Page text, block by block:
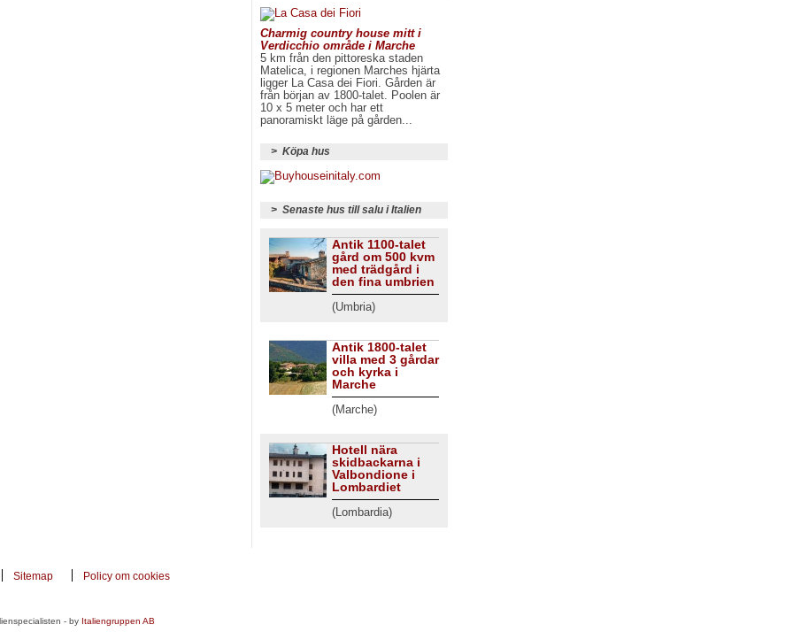
Charmig country house mitt i
Verdicchio område i Marche
5 km från den pittoreska staden
Matelica, i regionen Marches hjärta
ligger La Casa dei Fiori. Gården är
från början av 1800-talet. Poolen är
10 x 5 meter och har ett
panoramiskt läge på gården...
> Köpa hus
> Senaste hus till salu i Italien
Antik 1100-talet
gård om 500 kvm
med trädgård i
den fina umbrien
(Umbria)
Antik 1800-talet
villa med 3 gårdar
och kyrka i
Marche
(Marche)
Hotell nära
skidbackarna i
Valbondione i
Lombardiet
(Lombardia)
Sitemap Policy om cookies
- by Italiengruppen AB